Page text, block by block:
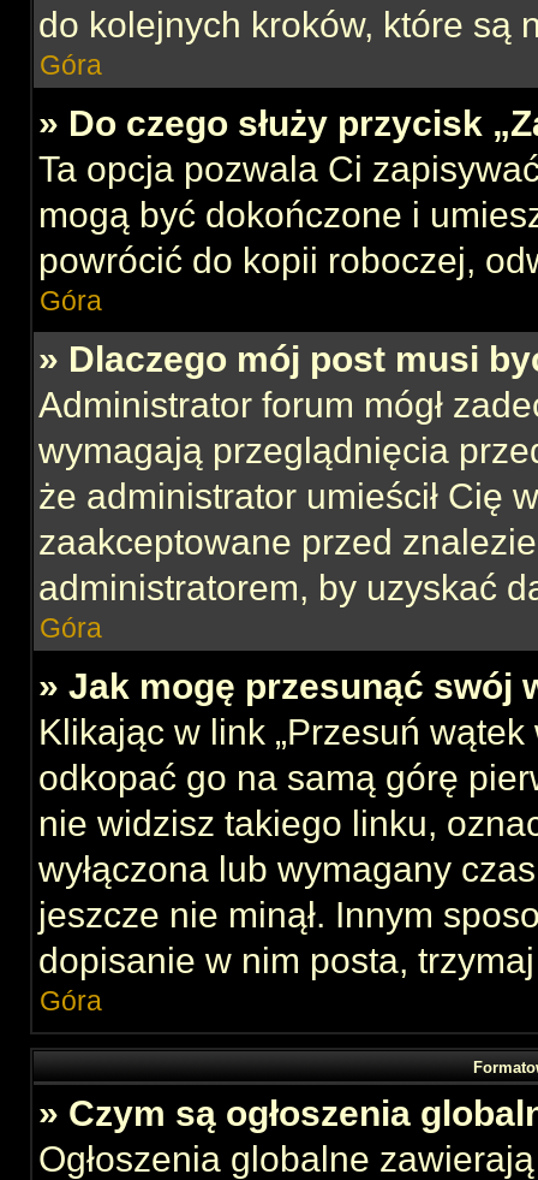
do kolejnych kroków, które są
Góra
» Do czego służy przycisk
Ta opcja pozwala Ci
mogą być dokończone i
powrócić do kopii roboczej,
Góra
» Dlaczego mój post musi
Administrator forum mógł
wymagają przeglądnięcia
że administrator umieścił Cię
zaakceptowane przed
administratorem, by uzyskać
Góra
» Jak mogę przesunąć swój
Klikając w link „Przesuń
odkopać go na samą górę
nie widzisz takiego linku,
wyłączona lub wymagany
jeszcze nie minął. Innym
dopisanie w nim posta,
Góra
» Czym są ogłoszenia
Ogłoszenia globalne